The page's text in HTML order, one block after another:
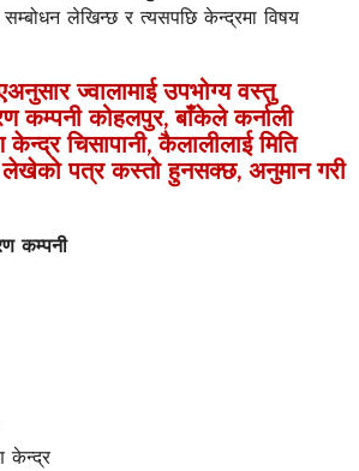
लेखिन्छ र त्यसपछि केन्द्रमा विषय
ज्वालामाई उपभोग्य वस्तु
कम्पनी कोहलपुर, बाँकेले कर्नाली
चिसापानी, कैलालीलाई मिति
पत्र कस्तो हुनसक्छ, अनुमान गरी
कम्पनी
केन्द्र